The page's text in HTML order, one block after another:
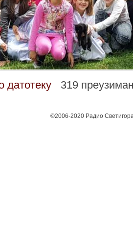
датотеку 319
©2006-2020 Радио